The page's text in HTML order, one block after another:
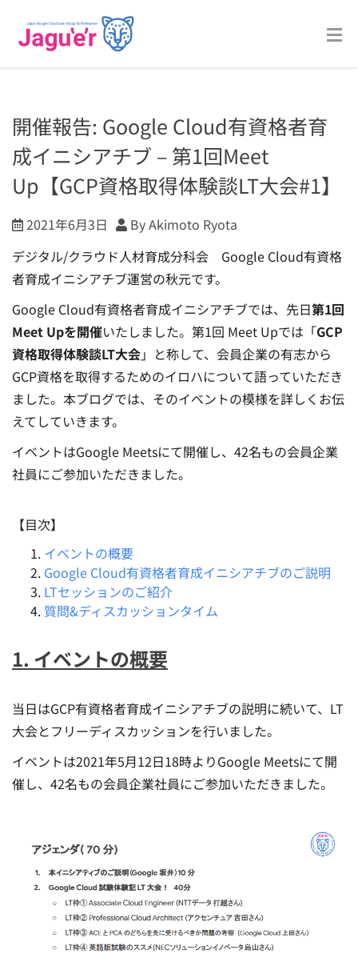
開催報告: Google Cloud有資格者育
成イニシアチブ – 第1回Meet
Up【GCP資格取得体験談LT大会#1】
2021年6月3日
By Akimoto Ryota
デジタル/クラウド人材育成分科会 Google Cloud有資格
者育成イニシアチブ運営の秋元です。
Google Cloud有資格者育成イニシアチブでは、先日第1回
Meet Upを開催いたしました。第1回 Meet Upでは「GCP
資格取得体験談LT大会」と称して、会員企業の有志から
GCP資格を取得するためのイロハについて語っていただき
ました。本ブログでは、そのイベントの模様を詳しくお伝
えてしていきます。
イベントはGoogle Meetsにて開催し、42名もの会員企業
社員にご参加いただきました。
【目次】
イベントの概要
Google Cloud有資格者育成イニシアチブのご説明
LTセッションのご紹介
質問&ディスカッションタイム
1. イベントの概要
当日はGCP有資格者育成イニシアチブの説明に続いて、LT
大会とフリーディスカッションを行いました。
イベントは2021年5月12日18時よりGoogle Meetsにて開
催し、42名もの会員企業社員にご参加いただきました。